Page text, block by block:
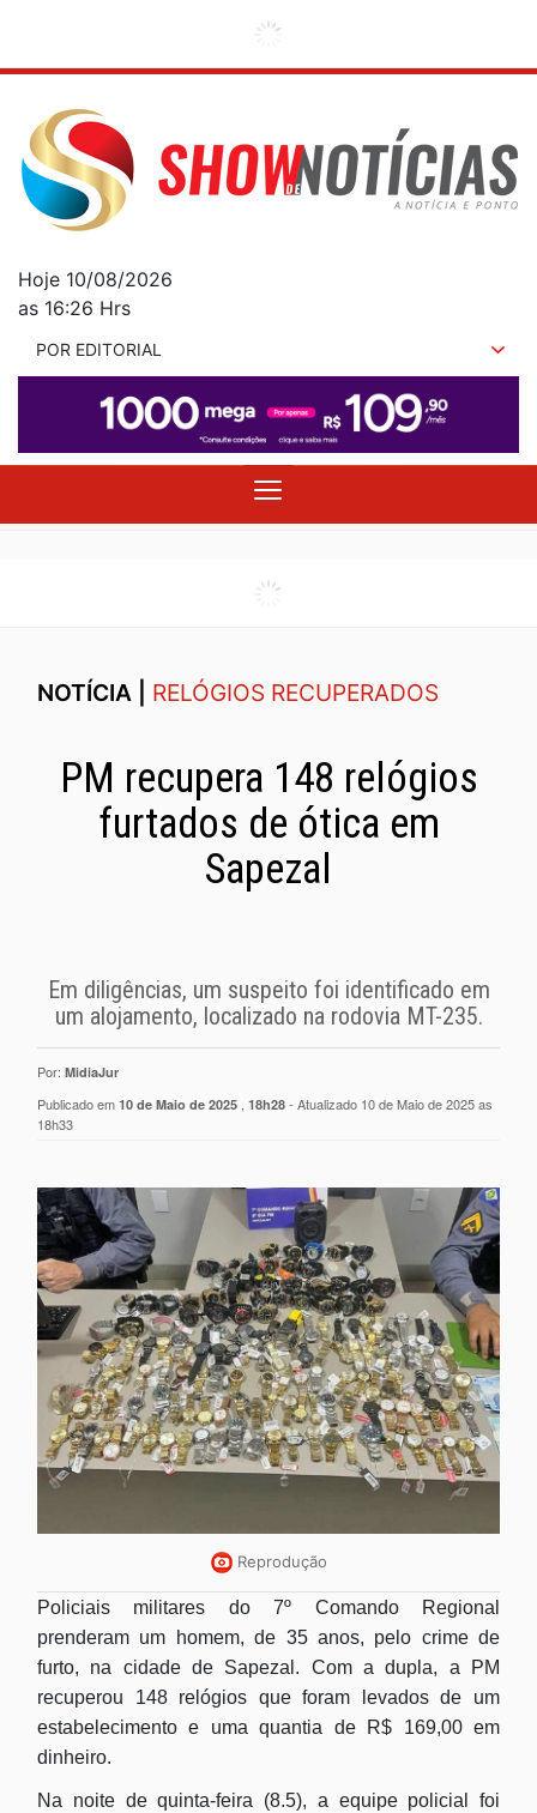
Hoje 10/08/2026
as 16:26 Hrs
POR EDITORIAL
NOTÍCIA | RELÓGIOS RECUPERADOS
PM recupera 148 relógios
furtados de ótica em
Sapezal
Em diligências, um suspeito foi identificado em
um alojamento, localizado na rodovia MT-235.
Por: MidiaJur
Publicado em 10 de Maio de 2025 18h28 - Atualizado 10 de Maio de 2025 as
18h33
Reprodução
Policiais militares do 7º Comando Regional
prenderam um homem, de 35 anos, pelo crime de
furto, na cidade de Sapezal. Com a dupla, a PM
recuperou 148 relógios que foram levados de um
estabelecimento e uma quantia de R$ 169,00 em
dinheiro.
Na noite de quinta-feira (8.5), a equipe policial foi